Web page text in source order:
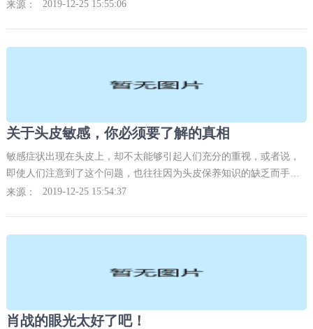
皮肤会更加细嫩滋润。日常护手的7个关键词洗：每天你的手都会接触
来源： 2019-12-25 15:55:06
关于头皮敏感，你必须要了解的真相
敏感症状出现在头皮上，却不太能够引起人们充分的重视，或者说，
即使人们注意到了这个问题，也往往因为头皮保养知识的缺乏而手足
无措。那么，头皮敏感到底是怎么回事？我们又应该如何预防与应
来源： 2019-12-25 15:54:37
肖战的眼光太好了吧！